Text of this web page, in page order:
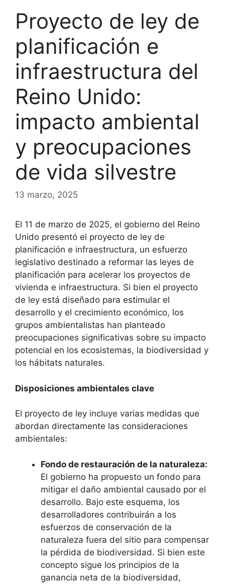
Proyecto de ley de
planificación e
infraestructura del
Reino Unido:
impacto ambiental
y preocupaciones
de vida silvestre
13 marzo, 2025
El 11 de marzo de 2025, el gobierno del Reino
Unido presentó el proyecto de ley de
planificación e infraestructura, un esfuerzo
legislativo destinado a reformar las leyes de
planificación para acelerar los proyectos de
vivienda e infraestructura. Si bien el proyecto
de ley está diseñado para estimular el
desarrollo y el crecimiento económico, los
grupos ambientalistas han planteado
preocupaciones significativas sobre su impacto
potencial en los ecosistemas, la biodiversidad y
los hábitats naturales.
Disposiciones ambientales clave
El proyecto de ley incluye varias medidas que
abordan directamente las consideraciones
ambientales:
Fondo de restauración de la naturaleza:
El gobierno ha propuesto un fondo para
mitigar el daño ambiental causado por el
desarrollo. Bajo este esquema, los
desarrolladores contribuirán a los
esfuerzos de conservación de la
naturaleza fuera del sitio para compensar
la pérdida de biodiversidad. Si bien este
concepto sigue los principios de la
ganancia neta de la biodiversidad,